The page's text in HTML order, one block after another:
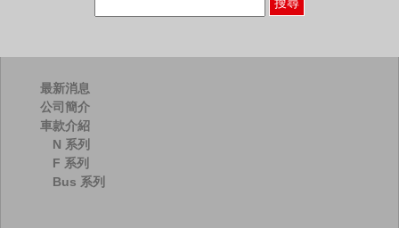
關
最新消息
公司簡介
車款介紹
N 系列
F 系列
Bus 系列